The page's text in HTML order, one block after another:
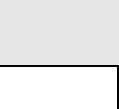
du Cnal*, pour un